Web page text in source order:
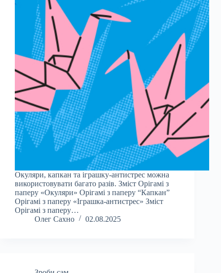
Окуляри, капкан та іграшку-антистрес можна
використовувати багато разів. Зміст Орігамі з
паперу «Окуляри» Орігамі з паперу “Капкан”
Орігамі з паперу «Іграшка-антистрес» Зміст
Орігамі з паперу…
Олег Сахно
02.08.2025